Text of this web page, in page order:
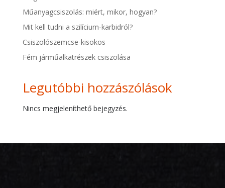
Műanyagcsiszolás: miért, mikor, hogyan?
Mit kell tudni a szilícium-karbidról?
Csiszolószemcse-kisokos
Fém járműalkatrészek csiszolása
Legutóbbi hozzászólások
Nincs megjeleníthető bejegyzés.